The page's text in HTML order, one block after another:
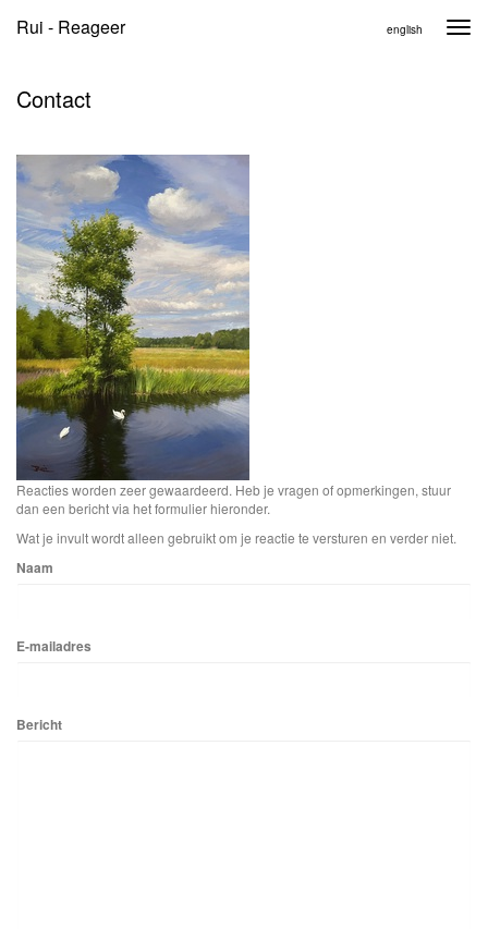
Rui - Reageer english
Contact
Reacties worden zeer gewaardeerd. Heb je vragen of opmerkingen, stuur
dan een bericht via het formulier hieronder.
Wat je invult wordt alleen gebruikt om je reactie te versturen en verder niet.
Naam
E-mailadres
Bericht